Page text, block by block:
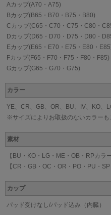
Aカップ(A70・A75)
Bカップ(B65・B70・B75・B80)
Cカップ(C65・C70・C75・C80・
Dカップ(D65・D70・D75・D80・
Eカップ(E65・E70・E75・E80・
Fカップ(F65・F70・F75・F80・F85)
Gカップ(G65・G70・G75)
カラー
YE、CR、GB、OR、BU、IV、KO、
※サイズによりお取扱のないカラーも
素材
【BU・KO・LG・ME・OB・RPカ
【CR・GB・OC・OR・PO・PU・
カップ
パッド受けなし/パッド込み（内臓）